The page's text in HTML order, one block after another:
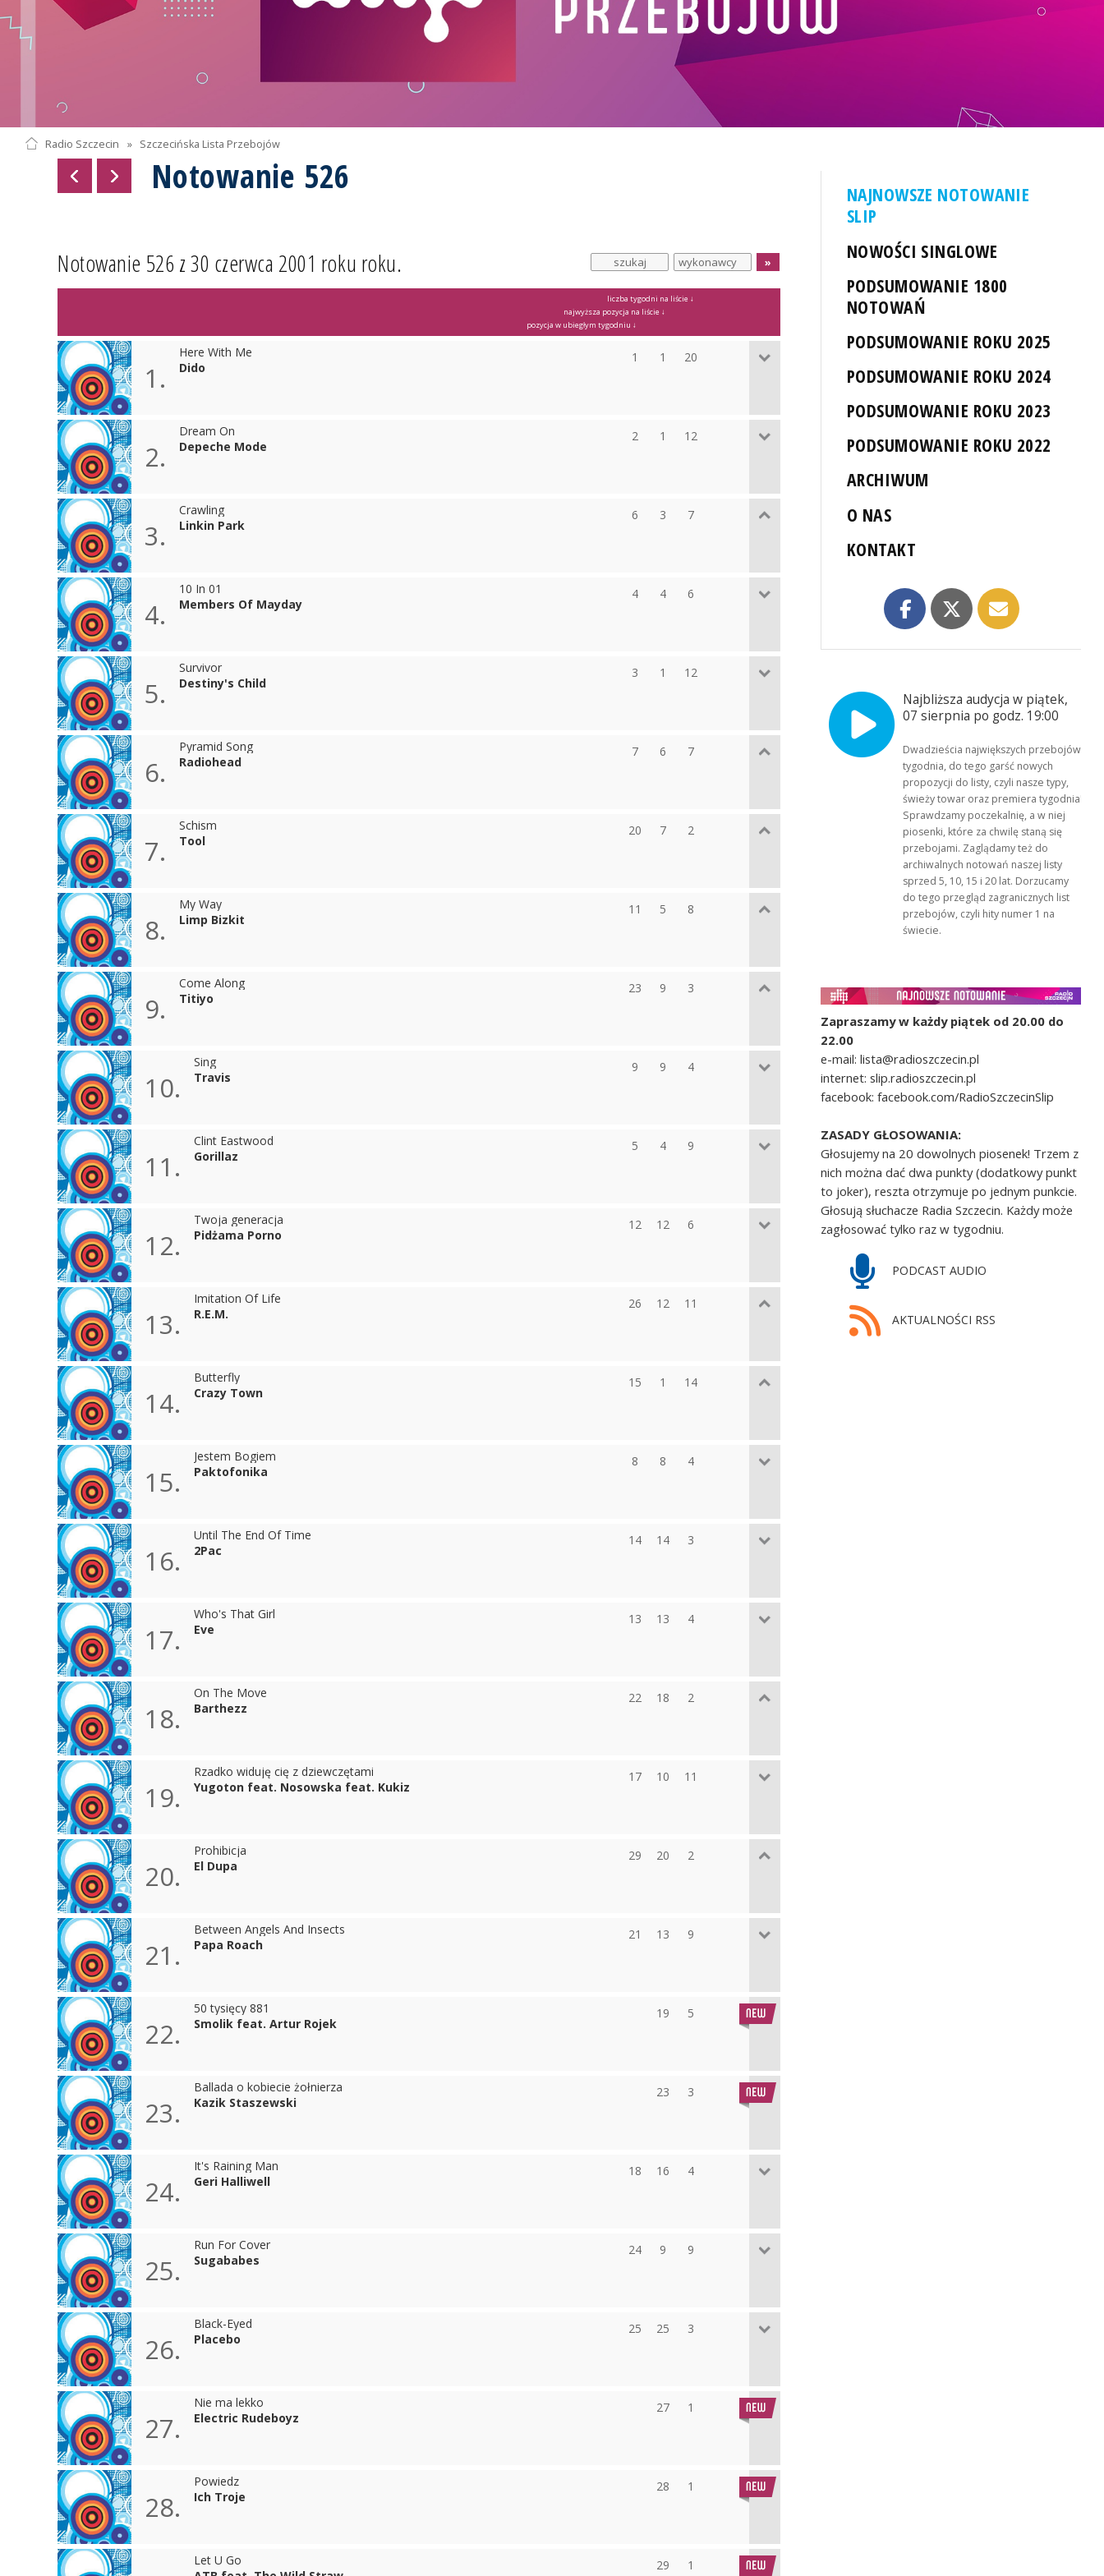
Radio Szczecin » Szczecińska Lista Przebojów
Notowanie 526
Notowanie 526 z 30 czerwca 2001 roku roku.
liczba tygodni na liście ↓
najwyższa pozycja na liście ↓
pozycja w ubiegłym tygodniu ↓
1 1 20
1.
Here With Me
Dido
2 1 12
2.
Dream On
Depeche Mode
6 3 7
3.
Crawling
Linkin Park
4 4 6
4.
10 In 01
Members Of Mayday
3 1 12
5.
Survivor
Destiny's Child
7 6 7
6.
Pyramid Song
Radiohead
20 7 2
7.
Schism
Tool
11 5 8
8.
My Way
Limp Bizkit
23 9 3
9.
Come Along
Titiyo
9 9 4
10.
Sing
Travis
5 4 9
11.
Clint Eastwood
Gorillaz
12 12 6
12.
Twoja generacja
Pidżama Porno
26 12 11
13.
Imitation Of Life
R.E.M.
15 1 14
14.
Butterfly
Crazy Town
8 8 4
15.
Jestem Bogiem
Paktofonika
14 14 3
16.
Until The End Of Time
2Pac
13 13 4
17.
Who's That Girl
Eve
22 18 2
18.
On The Move
Barthezz
17 10 11
19.
Rzadko widuję cię z dziewczętami
Yugoton feat. Nosowska feat. Kukiz
29 20 2
20.
Prohibicja
El Dupa
21 13 9
21.
Between Angels And Insects
Papa Roach
19 5
22.
50 tysięcy 881
Smolik feat. Artur Rojek
23 3
23.
Ballada o kobiecie żołnierza
Kazik Staszewski
18 16 4
24.
It's Raining Man
Geri Halliwell
24 9 9
25.
Run For Cover
Sugababes
25 25 3
26.
Black-Eyed
Placebo
27 1
27.
Nie ma lekko
Electric Rudeboyz
28 1
28.
Powiedz
Ich Troje
29 1
Let U Go
NAJNOWSZE NOTOWANIE
SLIP
NOWOŚCI SINGLOWE
PODSUMOWANIE 1800
NOTOWAŃ
PODSUMOWANIE ROKU 2025
PODSUMOWANIE ROKU 2024
PODSUMOWANIE ROKU 2023
PODSUMOWANIE ROKU 2022
ARCHIWUM
O NAS
KONTAKT
Najbliższa audycja w piątek,
07 sierpnia po godz. 19:00
Dwadzieścia największych przebojów
tygodnia, do tego garść nowych
propozycji do listy, czyli nasze typy,
świeży towar oraz premiera tygodnia!
Sprawdzamy poczekalnię, a w niej
piosenki, które za chwilę staną się
przebojami. Zaglądamy też do
archiwalnych notowań naszej listy
sprzed 5, 10, 15 i 20 lat. Dorzucamy
do tego przegląd zagranicznych list
przebojów, czyli hity numer 1 na
świecie.
Zapraszamy w każdy piątek od 20.00 do
22.00
e-mail: lista@radioszczecin.pl
internet: slip.radioszczecin.pl
facebook: facebook.com/RadioSzczecinSlip
ZASADY GŁOSOWANIA:
Głosujemy na 20 dowolnych piosenek! Trzem z
nich można dać dwa punkty (dodatkowy punkt
to joker), reszta otrzymuje po jednym punkcie.
Głosują słuchacze Radia Szczecin. Każdy może
zagłosować tylko raz w tygodniu.
PODCAST AUDIO
AKTUALNOŚCI RSS